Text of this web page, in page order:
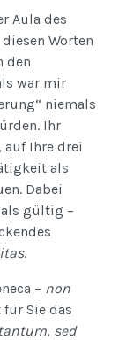
Aula des
Worten
den
war mir
niemals
Ihr
auf Ihre drei
als
Dabei
gültig –
.
– non
Sie das
, sed